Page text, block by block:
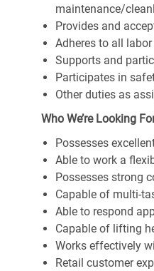
maintenance/
Provides and
Adheres to all
Supports and
Participates in
Other duties as
Who We’re Looking
Possesses
Able to work a
Possesses strong
Capable of multi-
Able to respond
Capable of lifting
Works effectively
Retail customer